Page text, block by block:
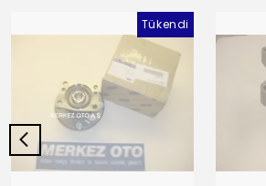
Tükendi